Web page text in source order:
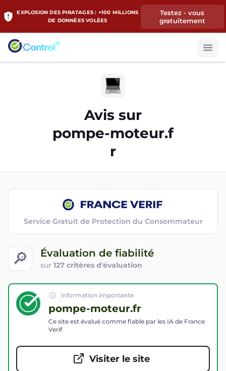
EXPLOSION DES PIRATAGES : +100 MILLIONS
DE DONNÉES VOLÉES
Testez - vous
gratuitement
Avis sur
pompe-moteur.f
r
🔎 Évaluation de fiabilité
sur 127 critères d'évaluation
Service Gratuit de Protection du Consommateur
Information importante
pompe-moteur.fr
Ce site est évalué comme fiable par les IA de France
Verif
Visiter le site